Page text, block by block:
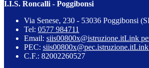
I.I.S. Roncalli - Poggibonsi
Via Senese, 230 - 53036 Poggibonsi
Tel: 0577 984711
Email: siis00800x@istruzione.itLink
PEC: siis00800x@pec.istruzione.itLink
C.F.: 82002260527